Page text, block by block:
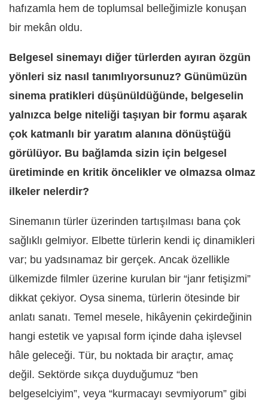
hafızamla hem de toplumsal belleğimizle konuşan
bir mekân oldu.
Belgesel sinemayı diğer türlerden ayıran özgün
yönleri siz nasıl tanımlıyorsunuz? Günümüzün
sinema pratikleri düşünüldüğünde, belgeselin
yalnızca belge niteliği taşıyan bir formu aşarak
çok katmanlı bir yaratım alanına dönüştüğü
görülüyor. Bu bağlamda sizin için belgesel
üretiminde en kritik öncelikler ve olmazsa olmaz
ilkeler nelerdir?
Sinemanın türler üzerinden tartışılması bana çok
sağlıklı gelmiyor. Elbette türlerin kendi iç dinamikleri
var; bu yadsınamaz bir gerçek. Ancak özellikle
ülkemizde filmler üzerine kurulan bir “janr fetişizmi”
dikkat çekiyor. Oysa sinema, türlerin ötesinde bir
anlatı sanatı. Temel mesele, hikâyenin çekirdeğinin
hangi estetik ve yapısal form içinde daha işlevsel
hâle geleceği. Tür, bu noktada bir araçtır, amaç
değil. Sektörde sıkça duyduğumuz “ben
belgeselciyim”, veya “kurmacayı sevmiyorum” gibi